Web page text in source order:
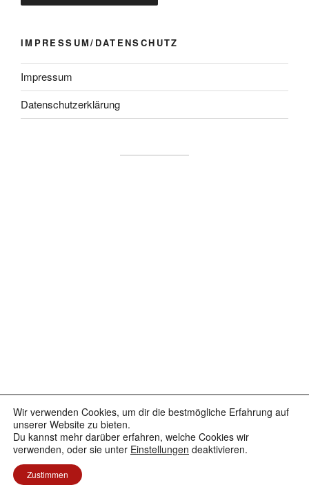
IMPRESSUM/DATENSCHUTZ
Impressum
Datenschutzerklärung
FacebookInstagramYouTube
Datenschutzerklärung
Wir verwenden Cookies, um dir die bestmögliche Erfahrung auf
unserer Website zu bieten.
Du kannst mehr darüber erfahren, welche Cookies wir
verwenden, oder sie unter Einstellungen deaktivieren.
Zustimmen